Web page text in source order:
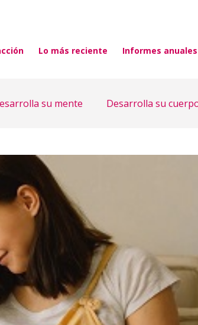
Lo más reciente Informes anuales
su mente Desarrolla su